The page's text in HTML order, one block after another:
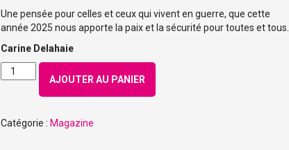
Une pensée pour celles et ceux qui vivent en guerre, que cette
année 2025 nous apporte la paix et la sécurité pour toutes et tous.
Carine Delahaie
quantité
de
-
AJOUTER AU PANIER
Catégorie : Magazine